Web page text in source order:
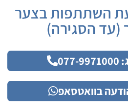
השתתפות בצער
(עד הסגירה)
בוואטסאפ